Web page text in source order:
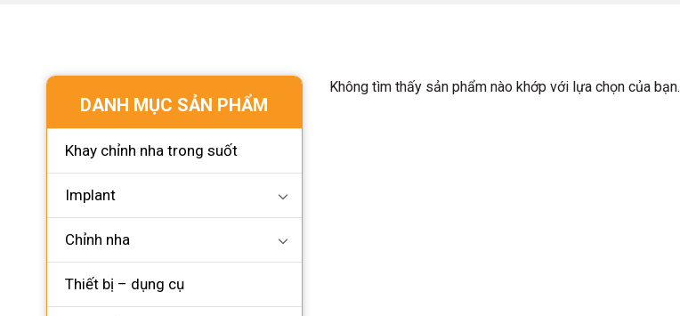
DANH MỤC SẢN PHẨM
Khay chỉnh nha trong suốt
Implant
Chỉnh nha
Thiết bị – dụng cụ
Không tìm thấy sản phẩm nào khớp với lựa chọn của bạn.